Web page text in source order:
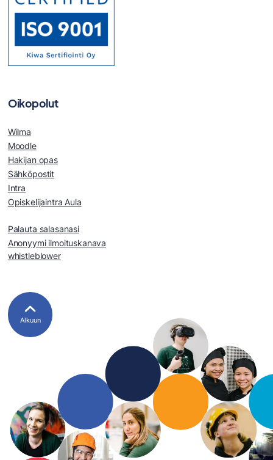
Oikopolut
Wilma
Moodle
Hakijan opas
Sähköpostit
Intra
Opiskelijaintra Aula
Palauta salasanasi
Anonyymi ilmoituskanava
whistleblower
Alkuun